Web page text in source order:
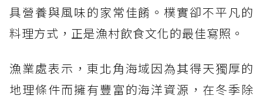
具營養與風味的家常佳餚。樸實卻不平凡的
料理方式，正是漁村飲食文化的最佳寫照。
漁業處表示，東北角海域因為其得天獨厚的
地理條件而擁有豐富的海洋資源，在冬季除